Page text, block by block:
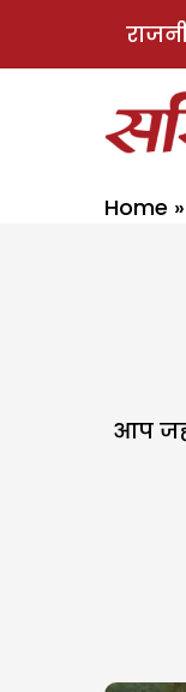
Home »
आप